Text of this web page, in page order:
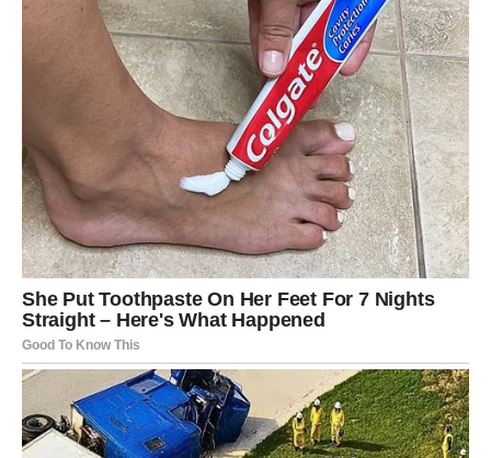
ŠKORPIJA
Pred vama je veoma snažna i strastvena ljubavna
energija.
Jedna osoba sada budi emocije koje više ne možete
ignorisati.
Bit ćete nevjerovatno zaljubljeni
Pred vama su veoma intenzivni trenuci.